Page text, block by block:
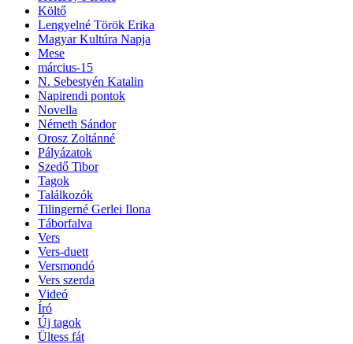
Költő
Lengyelné Török Erika
Magyar Kultúra Napja
Mese
március-15
N. Sebestyén Katalin
Napirendi pontok
Novella
Németh Sándor
Orosz Zoltánné
Pályázatok
Szedő Tibor
Tagok
Találkozók
Tilingerné Gerlei Ilona
Táborfalva
Vers
Vers-duett
Versmondó
Vers szerda
Videó
Író
Új tagok
Ültess fát